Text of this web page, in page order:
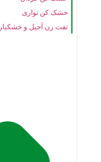
خشک کن نواری
تفت زن آجیل و خشکبار